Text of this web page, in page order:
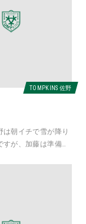
TOMPKINS 佐野
朝イチで雪が降り
が、加藤は準備万